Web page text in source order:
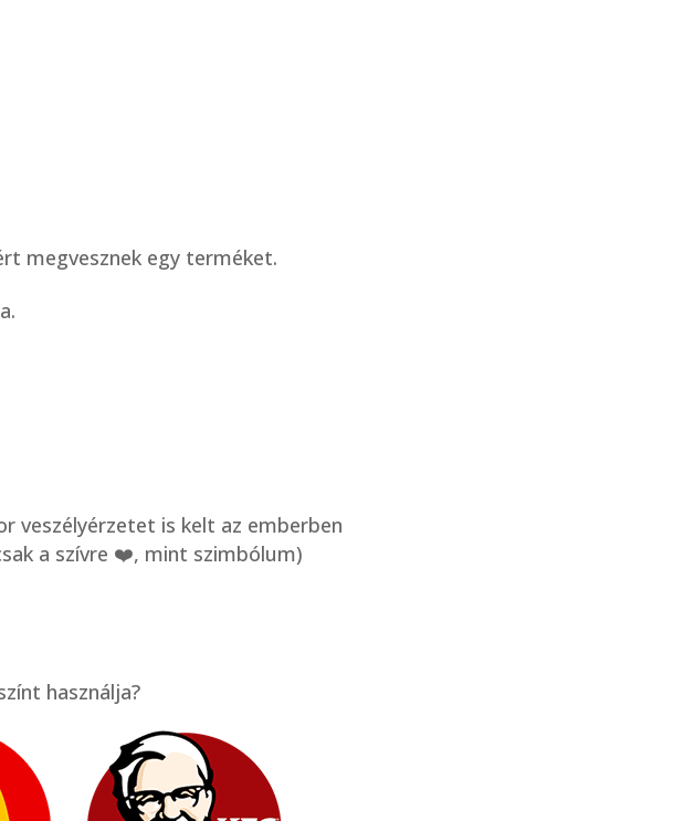
megvesznek egy terméket.
veszélyérzetet is kelt az emberben
a szívre ❤️, mint szimbólum)
használja?